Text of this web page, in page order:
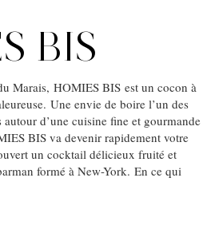
BIS
Marais, HOMIES BIS est un cocon à
Une envie de boire l’un des
d’une cuisine fine et gourmande
BIS va devenir rapidement votre
un cocktail délicieux fruité et
formé à New-York. En ce qui